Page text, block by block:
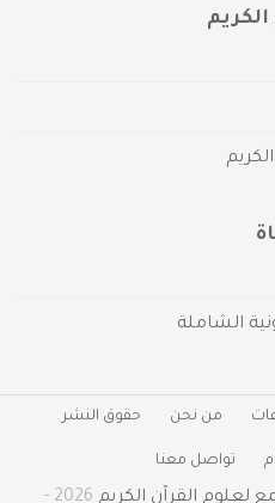
الشاملة
من نحن حقوق النشر
تواصل معنا
لعلوم القرآن الكريم 2026 -